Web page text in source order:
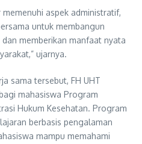
memenuhi aspek administratif,
untuk membangun
memberikan manfaat nyata
ujarnya.
sama tersebut, FH UHT
mahasiswa Program
Hukum Kesehatan. Program
berbasis pengalaman
mampu memahami